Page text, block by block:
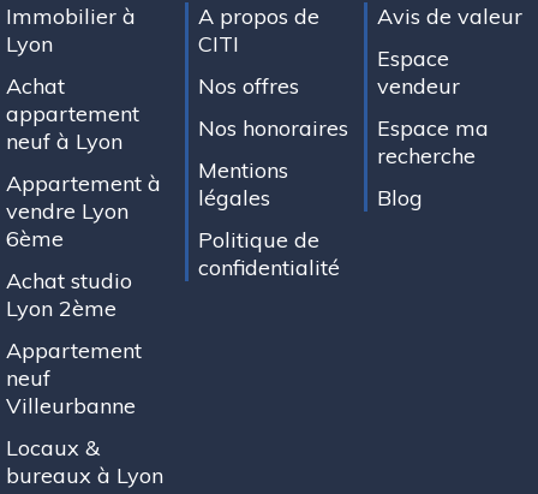
Immobilier à
Lyon
Achat
appartement
neuf à Lyon
Appartement à
vendre Lyon
6ème
Achat studio
Lyon 2ème
Appartement
neuf
Villeurbanne
Locaux &
bureaux à Lyon
A propos de
CITI
Nos offres
Nos honoraires
Mentions
légales
Politique de
confidentialité
Avis de valeur
Espace
vendeur
Espace ma
recherche
Blog